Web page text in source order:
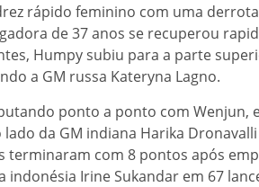
rápido feminino com uma
de 37 anos se recuperou
Humpy subiu para a parte
a GM russa Kateryna Lagno.
ponto a ponto com Wenjun,
da GM indiana Harika
terminaram com 8 pontos após
Irine Sukandar em 67